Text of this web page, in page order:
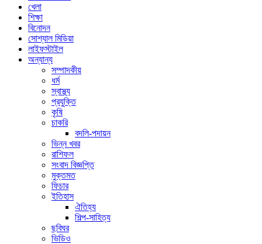
খেলা
শিক্ষা
বিনোদন
সোশ্যাল মিডিয়া
লাইফস্টাইল
অন্যান্য
সম্পাদকীয়
ধর্ম
স্বাস্থ্য
প্রযুক্তি
কৃষি
চাকরি
বদলি-পদায়ন
ভিন্ন খবর
রাশিফল
সংবাদ বিজ্ঞপ্তি
মুক্তমত
ফিচার
ইতিহাস
ঐতিহ্য
শিল্প-সাহিত্য
ছবিঘর
ভিডিও